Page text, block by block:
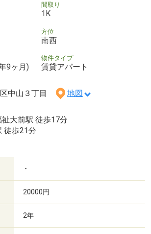
間取り
1K
方位
南西
9ヶ月)
物件タイプ
賃貸アパート
中山３丁目 地図
祉大前駅 徒歩17分
徒歩21分
-
20000円
2年